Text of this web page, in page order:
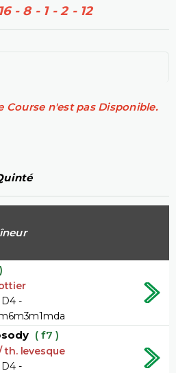
- 8 - 1 - 2 - 12
Course n'est pas Disponible.
-
( f7 )
th. levesque
-